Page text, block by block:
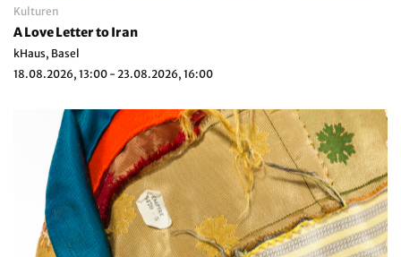
Kulturen
A Love Letter to Iran
kHaus, Basel
18.08.2026, 13:00 - 23.08.2026, 16:00